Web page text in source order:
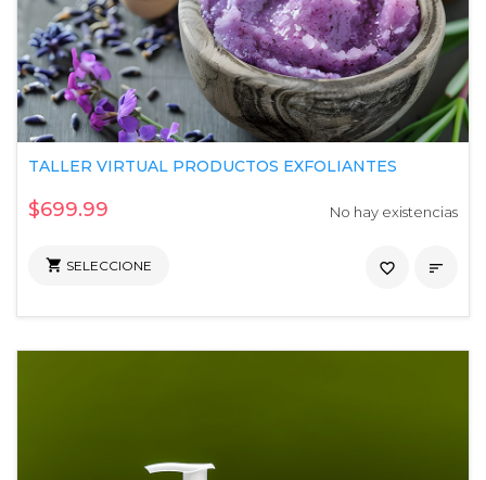
TALLER VIRTUAL PRODUCTOS EXFOLIANTES
$699.99 No hay existencias
 SELECCIONE 
favorite_border